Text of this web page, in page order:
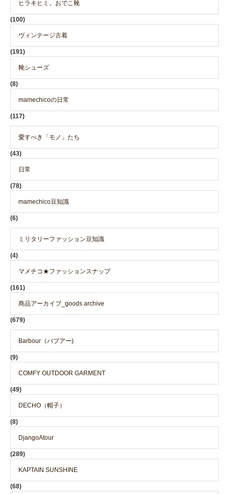
ヒラキヒミ。おでこ靴
(100)
ヴィンテージ古着
(191)
靴シューズ
(8)
mamechicoの日常
(117)
愛すべき「モノ」たち
(43)
日常
(78)
mamechico豆知識
(6)
ミリタリーファッション豆知識
(4)
マメチコ★ファッションスナップ
(161)
商品アーカイブ_goods archive
(679)
Barbour（バブアー)
(9)
COMFY OUTDOOR GARMENT
(49)
DECHO（帽子）
(8)
DjangoAtour
(289)
KAPTAIN SUNSHINE
(68)